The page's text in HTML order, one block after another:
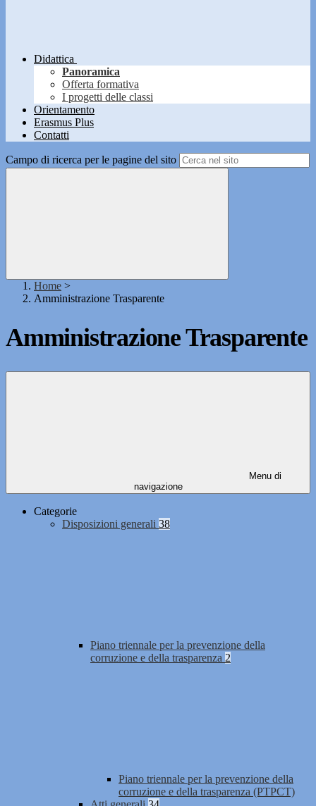
Didattica
Panoramica
Offerta formativa
I progetti delle classi
Orientamento
Erasmus Plus
Contatti
Campo di ricerca per le pagine del sito
Home >
Amministrazione Trasparente
Amministrazione Trasparente
Menu di
navigazione
Categorie
Disposizioni generali 38
Piano triennale per la prevenzione della
corruzione e della trasparenza 2
Piano triennale per la prevenzione della
corruzione e della trasparenza (PTPCT)